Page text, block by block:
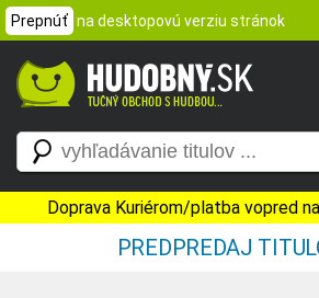
Prepnúť na desktopovú verziu stránok
Doprava Kuriérom/platba vopred
PREDPREDAJ